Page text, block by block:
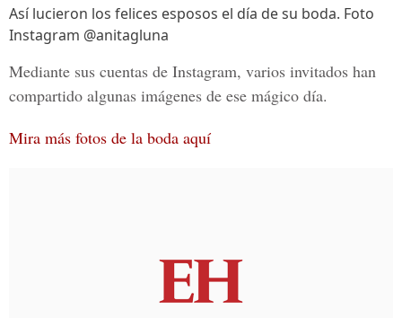
Así lucieron los felices esposos el día de su boda. Foto
Instagram @anitagluna
Mediante sus cuentas de Instagram, varios invitados han
compartido algunas imágenes de ese mágico día.
Mira más fotos de la boda aquí